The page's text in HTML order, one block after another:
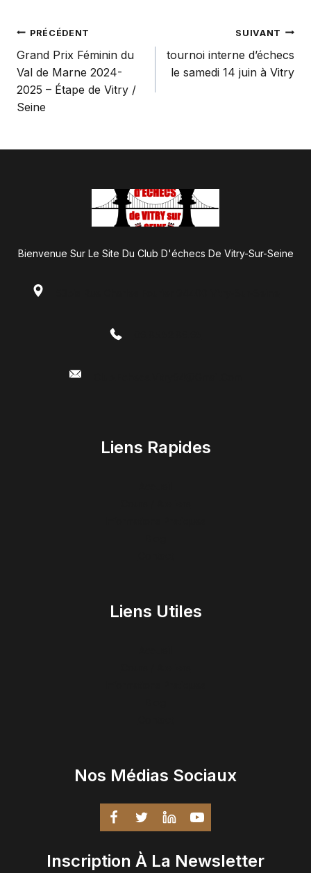
Navigation
de
l’article
PRÉCÉDENT
Grand Prix Féminin du
Val de Marne 2024-
2025 – Étape de Vitry /
Seine
SUIVANT
tournoi interne d’échecs
le samedi 14 juin à Vitry
Bienvenue Sur Le Site Du Club D'échecs De Vitry-Sur-Seine
Liens Rapides
Liens Utiles
Nos Médias Sociaux
Inscription À La Newsletter